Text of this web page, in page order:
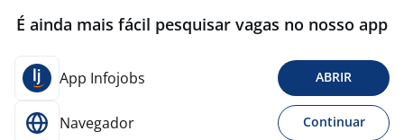
É ainda mais fácil pesquisar vagas no nosso app
App Infojobs ABRIR
Navegador Continuar